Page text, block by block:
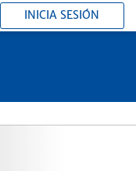
INICIA SESIÓN